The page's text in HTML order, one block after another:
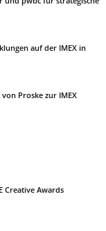
auf der IMEX in
von Proske zur IMEX
Creative Awards